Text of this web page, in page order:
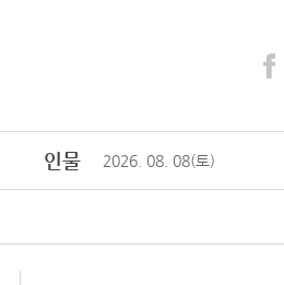
인물 2026 08 08(토)